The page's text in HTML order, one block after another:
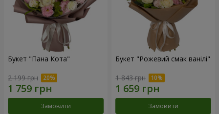
Букет "Пана Кота"
2 199 грн
Замовити
Букет "Рожевий смак ванілі"
1 843 грн
Замовити